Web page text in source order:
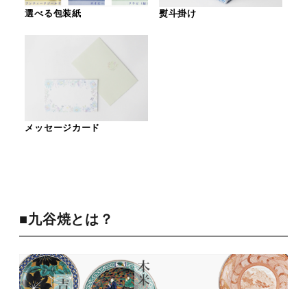
選べる包装紙 熨斗掛け
メッセージカード
■九谷焼とは？